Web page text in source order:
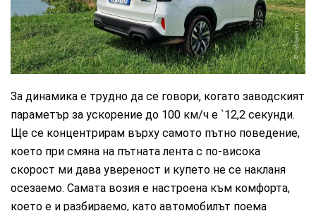
CarMarket.bg
За динамика е трудно да се говори, когато заводският
параметър за ускорение до 100 км/ч е `12,2 секунди.
Ще се концентрирам върху самото пътно поведение,
което при смяна на пътната лента с по-висока
скорост ми дава увереност и купето не се накланя
осезаемо. Самата возия е настроена към комфорта,
което е и разбираемо, като автомобилът поема